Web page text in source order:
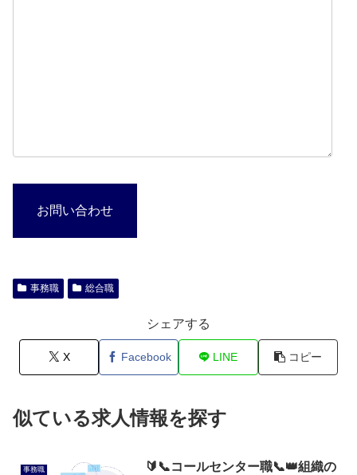
お問い合わせ
事務職 総合職
シェアする
X Facebook LINE コピー
似ている求人情報を探す
事務職
🔰📞コールセンター職📞👑組織の